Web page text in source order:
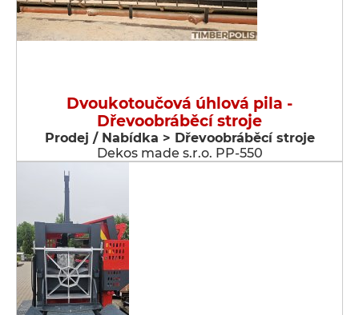
Dvoukotoučová úhlová pila -
Dřevoobráběcí stroje
Prodej / Nabídka > Dřevoobráběcí stroje
Dekos made s.r.o. PP-550